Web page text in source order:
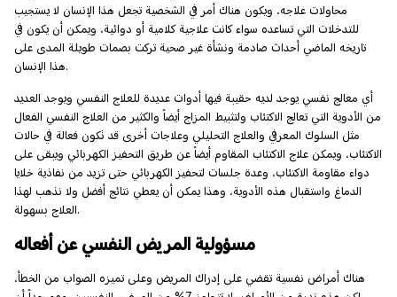
محاولات علاجه، ويكون هناك أمر في الشخصية تجعل هذا الإنسان لا يستجيب
للتدخلات التي تساعده سواء كانت علاجية كلامية أو دوائية، ويمكن أن يكون في
تاريخه الماضي أحداث صادمة ونشأة غير صحية تركت بصمات طويلة المدى على
هذا الإنسان.
أي معالج نفسي يوجد لديه حقيبة فيها أدوات عديدة للعلاج النفسي ويوجد العديد
من الأدوية التي تعالج الاكتئاب ولتثبيط المزاج أيضاً والكثير من العلاج النفسي الفعال
مثل السلوك المعرفي والعلاج التحليلي وعلاجات أخرى قد تكون فعالة في حالات
الاكتئاب، ويمكن علاج الاكتئاب المقاوم أيضاً عن طريق التحفيز الكهربائي ويبقى على
دواء مقاومة الاكتئاب، وعدة جلسات لتحفيز الكهربائي حتى تزيد من نفاذية خلايا
الدماغ واستقبال هذه الأدوية، وهذا يمكن أن يعطي نتائج أفضل ولا نذهب لهذا
العلاج بسهولة.
مسؤولية المريض النفسي عن أفعاله
هناك أمراض نفسية تقضي على إدراك المريض وعلى تميزه الصواب من الخطأ،